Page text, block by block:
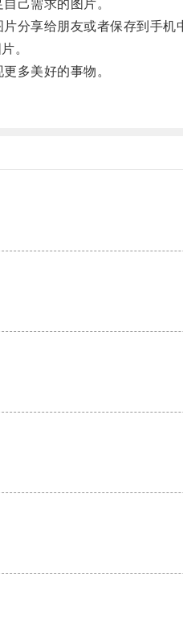
己需求的图片。
享给朋友或者保存到手机
。
多美好的事物。